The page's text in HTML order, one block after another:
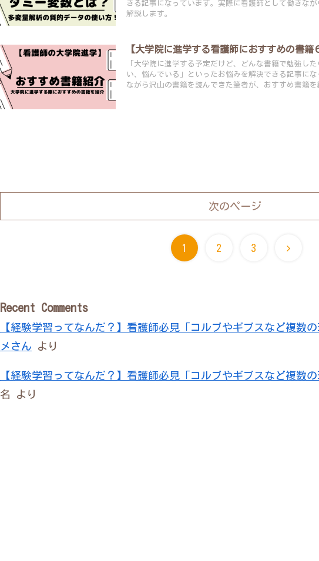
きる記事になっています。実際に看護師として働きな
解説します。
【大学院に進学する看護師におすすめの書籍
「大学院に進学する予定だけど、どんな書籍で勉強し
い、悩んでいる」といったお悩みを解決できる記事に
ながら沢山の書籍を読んできた筆者が、おすすめ書籍を
次のページ
1 2 3
Recent Comments
【経験学習ってなんだ？】看護師必見「コルブやギブスなど複数
メさん より
【経験学習ってなんだ？】看護師必見「コルブやギブスなど複数
名
より